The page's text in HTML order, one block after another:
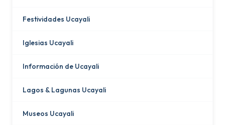
Festividades Ucayali
Iglesias Ucayali
Información de Ucayali
Lagos & Lagunas Ucayali
Museos Ucayali